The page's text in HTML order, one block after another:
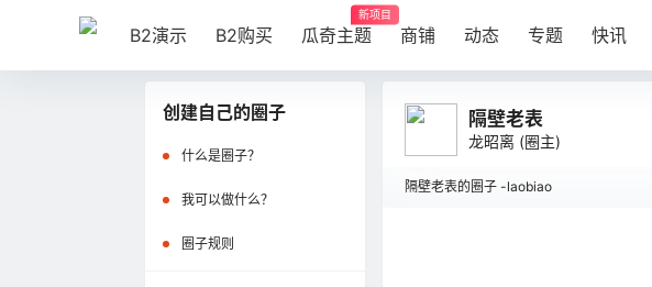
B2演示 B2购买 瓜奇主题
新项目
商铺 动态 专题 快讯
创建自己的圈子
什么是圈子？
我可以做什么？
圈子规则
隔壁老表
龙昭离 (圈主)
隔壁老表的圈子 -laobiao